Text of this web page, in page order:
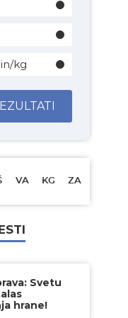
kg
VA KG ZA
Svetu
hrane!